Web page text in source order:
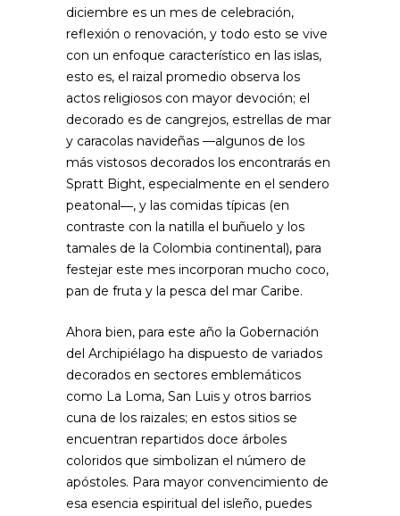
diciembre es un mes de celebración,
reflexión o renovación, y todo esto se vive
con un enfoque característico en las islas,
esto es, el raizal promedio observa los
actos religiosos con mayor devoción; el
decorado es de cangrejos, estrellas de mar
y caracolas navideñas —algunos de los
más vistosos decorados los encontrarás en
Spratt Bight, especialmente en el sendero
peatonal―, y las comidas típicas (en
contraste con la natilla el buñuelo y los
tamales de la Colombia continental), para
festejar este mes incorporan mucho coco,
pan de fruta y la pesca del mar Caribe.
Ahora bien, para este año la Gobernación
del Archipiélago ha dispuesto de variados
decorados en sectores emblemáticos
como La Loma, San Luis y otros barrios
cuna de los raizales; en estos sitios se
encuentran repartidos doce árboles
coloridos que simbolizan el número de
apóstoles. Para mayor convencimiento de
esa esencia espiritual del isleño, puedes